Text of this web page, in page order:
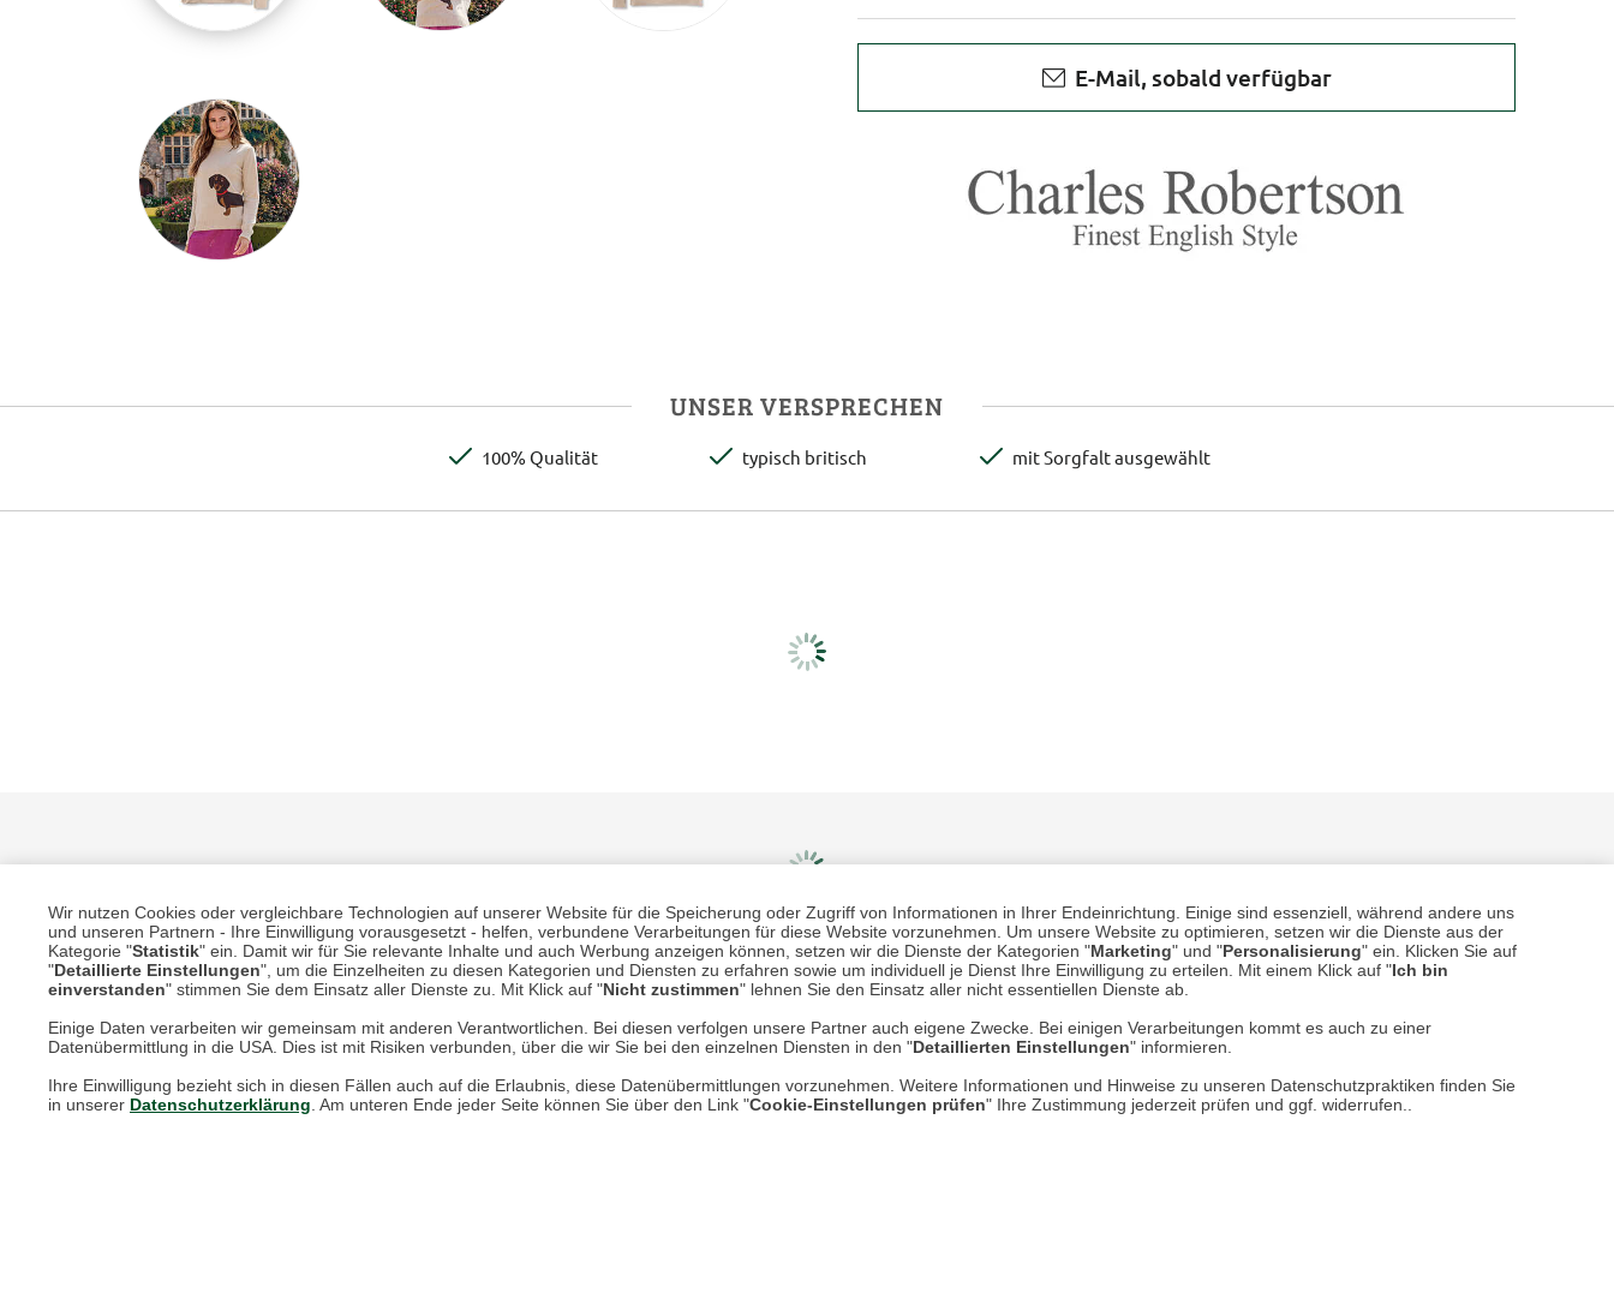
Wir nutzen Cookies oder vergleichbare Technologien auf unserer Website für die Speicherung oder Zugriff von Informationen in Ihrer Endeinrichtung. Einige sind essenziell, während andere uns
und unseren Partnern - Ihre Einwilligung vorausgesetzt - helfen, verbundene Verarbeitungen für diese Website vorzunehmen. Um unsere Website zu optimieren, setzen wir die Dienste aus der
Kategorie "Statistik" ein. Damit wir für Sie relevante Inhalte und auch Werbung anzeigen können, setzen wir die Dienste der Kategorien "Marketing" und "Personalisierung" ein. Klicken Sie auf
"Detaillierte Einstellungen", um die Einzelheiten zu diesen Kategorien und Diensten zu erfahren sowie um individuell je Dienst Ihre Einwilligung zu erteilen. Mit einem Klick auf "Ich bin
einverstanden" stimmen Sie dem Einsatz aller Dienste zu. Mit Klick auf "Nicht zustimmen" lehnen Sie den Einsatz aller nicht essentiellen Dienste ab.
Einige Daten verarbeiten wir gemeinsam mit anderen Verantwortlichen. Bei diesen verfolgen unsere Partner auch eigene Zwecke. Bei einigen Verarbeitungen kommt es auch zu einer
Datenübermittlung in die USA. Dies ist mit Risiken verbunden, über die wir Sie bei den einzelnen Diensten in den "Detaillierten Einstellungen" informieren.
Ihre Einwilligung bezieht sich in diesen Fällen auch auf die Erlaubnis, diese Datenübermittlungen vorzunehmen. Weitere Informationen und Hinweise zu unseren Datenschutzpraktiken finden Sie
in unserer Datenschutzerklärung . Am unteren Ende jeder Seite können Sie über den Link "Cookie-Einstellungen prüfen" Ihre Zustimmung jederzeit prüfen und ggf. widerrufen..
E-Mail, sobald verfügbar
UNSER VERSPRECHEN
100% Qualität typisch britisch mit Sorgfalt ausgewählt
Unsere Services für Sie
Online Magazin
Newsletter-Archiv
Mehr erfahren
Über uns
AGB
UnsereVersand- und Zahlungsarten